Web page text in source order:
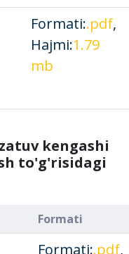
Formati:.pdf,
Hajmi:1.79
mb
kengashi
to'g'risidagi
Formati
Formati:.pdf,